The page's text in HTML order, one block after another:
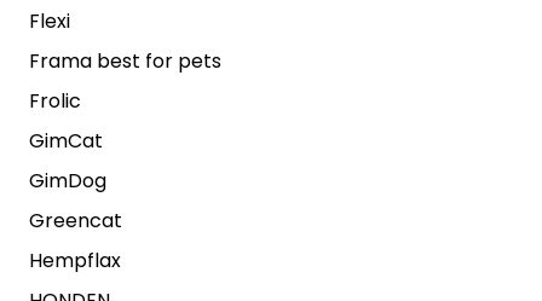
Flexi
Frama best for pets
Frolic
GimCat
GimDog
Greencat
Hempflax